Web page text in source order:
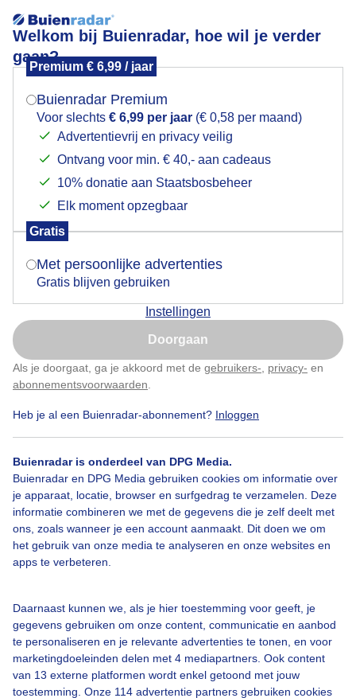
Welkom bij Buienradar, hoe wil je verder
gaan?
Premium € 6,99 / jaar
Buienradar Premium
Voor slechts € 6,99 per jaar (€ 0,58 per maand)
Advertentievrij en privacy veilig
Ontvang voor min. € 40,- aan cadeaus
10% donatie aan Staatsbosbeheer
Elk moment opzegbaar
Gratis
Met persoonlijke advertenties
Gratis blijven gebruiken
Instellingen
Doorgaan
Als je doorgaat, ga je akkoord met de gebruikers- privacy- en
abonnementsvoorwaarden
Heb je al een Buienradar-abonnement? Inloggen
Buienradar is onderdeel van DPG Media.
Buienradar en DPG Media gebruiken cookies om informatie over
je apparaat, locatie, browser en surfgedrag te verzamelen. Deze
informatie combineren we met de gegevens die je zelf deelt met
ons, zoals wanneer je een account aanmaakt. Dit doen we om
het gebruik van onze media te analyseren en onze websites en
apps te verbeteren.
Daarnaast kunnen we, als je hier toestemming voor geeft, je
gegevens gebruiken om onze content, communicatie en aanbod
te personaliseren en je relevante advertenties te tonen, en voor
marketingdoeleinden delen met 4 mediapartners. Ook content
van 13 externe platformen wordt enkel getoond met jouw
toestemming. Onze 114 advertentie partners gebruiken cookies
Mooie zonnige start van de dag
Bijgaand een mooie weerfoto van vanochtend met de
zon, een blauwe lucht en geen wind en een schitterend
dorpsgezicht van Schalkwijk. In het water zie je een
fraaie reflectie van de karakteristieke huizen en
Dorpscentrum #reflectie Zon
Een moment geduld aub...
Mogen we je locatie gebruiken voor het
Indien je hier nog geen akkoord op hebt gegeven,
verschijnt er zo een pop-up uit je browser waarin
Is goed, toon de popup
Nu niet, misschien later
Klik hierom dit aan te passen